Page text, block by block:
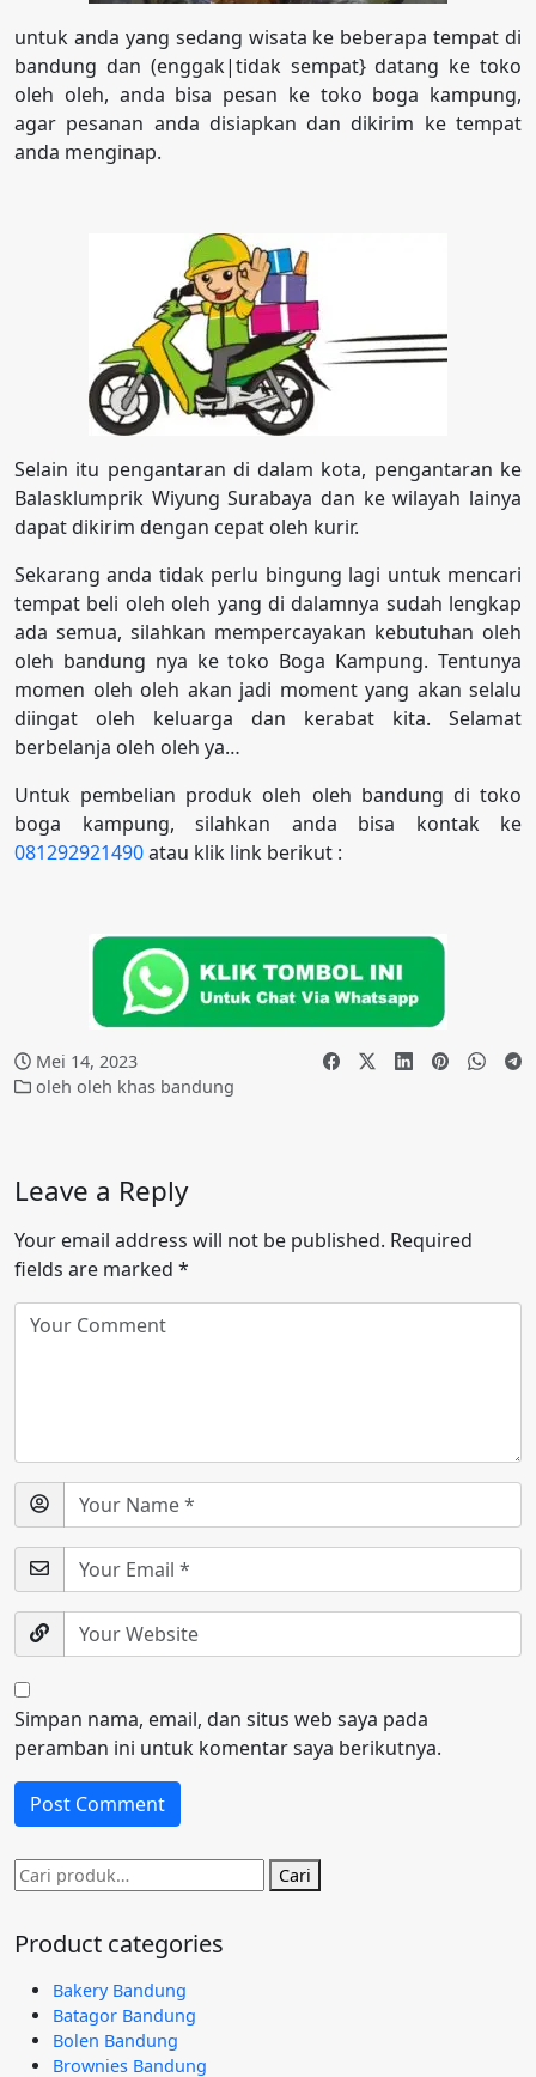
untuk anda yang sedang wisata ke beberapa tempat di
bandung dan (enggak|tidak sempat} datang ke toko
oleh oleh, anda bisa pesan ke toko boga kampung,
agar pesanan anda disiapkan dan dikirim ke tempat
anda menginap.
Selain itu pengantaran di dalam kota, pengantaran ke
Balasklumprik Wiyung Surabaya dan ke wilayah lainya
dapat dikirim dengan cepat oleh kurir.
Sekarang anda tidak perlu bingung lagi untuk mencari
tempat beli oleh oleh yang di dalamnya sudah lengkap
ada semua, silahkan mempercayakan kebutuhan oleh
oleh bandung nya ke toko Boga Kampung. Tentunya
momen oleh oleh akan jadi moment yang akan selalu
diingat oleh keluarga dan kerabat kita. Selamat
berbelanja oleh oleh ya…
Untuk pembelian produk oleh oleh bandung di toko
boga kampung, silahkan anda bisa kontak ke
081292921490atau klik link berikut :
Mei 14, 2023
oleh oleh khas bandung
Leave a Reply
Your email address will not be published. Required
fields are marked *
Simpan nama, email, dan situs web saya pada
peramban ini untuk komentar saya berikutnya.
Pencarian
untuk:
Cari
Product categories
Bakery Bandung
Batagor Bandung
Bolen Bandung
Brownies Bandung